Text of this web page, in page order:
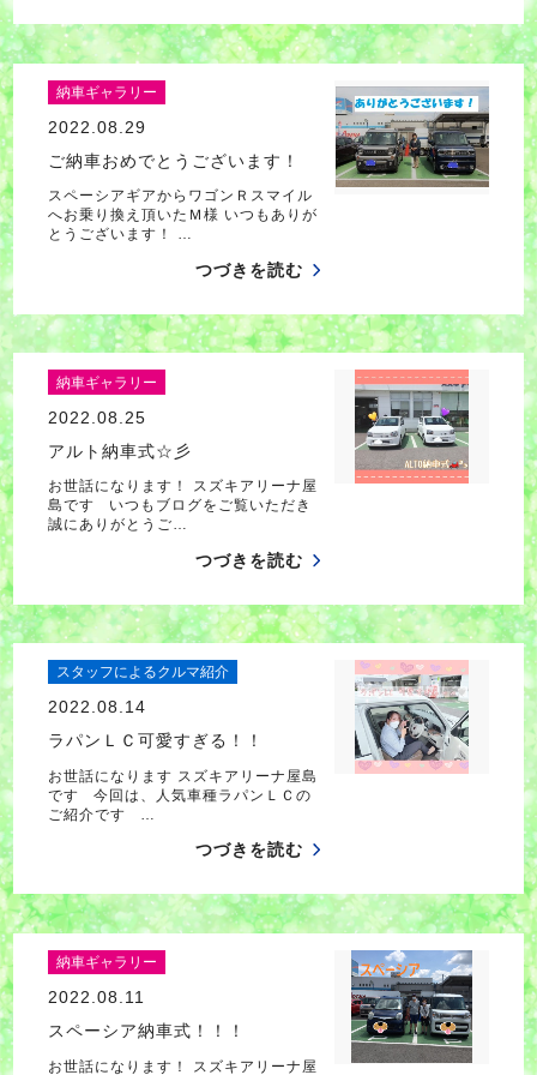
納車ギャラリー
2022.08.29
ご納車おめでとうございます！
スペーシアギアからワゴンＲスマイル
へお乗り換え頂いたＭ様 いつもありが
とうございます！ …
つづきを読む
納車ギャラリー
2022.08.25
アルト納車式☆彡
お世話になります！ スズキアリーナ屋
島です いつもブログをご覧いただき
誠にありがとうご…
つづきを読む
スタッフによるクルマ紹介
2022.08.14
ラパンＬＣ可愛すぎる！！
お世話になります スズキアリーナ屋島
です 今回は、人気車種ラパンＬＣの
ご紹介です …
つづきを読む
納車ギャラリー
2022.08.11
スペーシア納車式！！！
お世話になります！ スズキアリーナ屋